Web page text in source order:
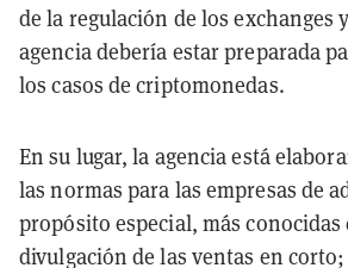
de la regulación de los exchanges
agencia debería estar preparada
los casos de criptomonedas.
En su lugar, la agencia está
las normas para las empresas de
propósito especial, más conocidas
divulgación de las ventas en